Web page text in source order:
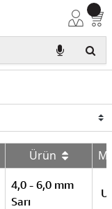
Ürün
4,0 - 6,0 mm
Sarı